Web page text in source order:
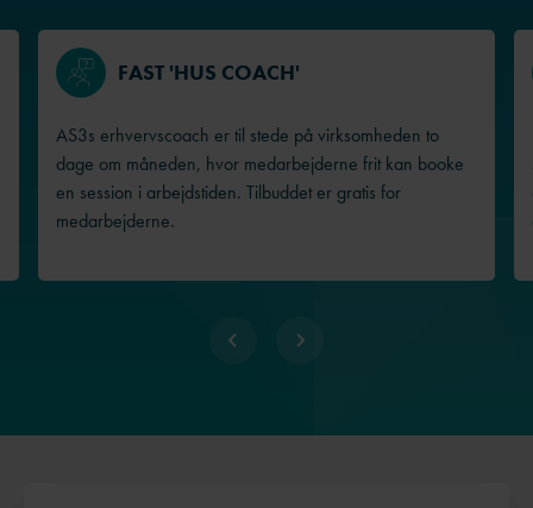
FAST 'HUS COACH'
AS3s erhvervscoach er til stede på virksomheden to
dage om måneden, hvor medarbejderne frit kan booke
en session i arbejdstiden. Tilbuddet er gratis for
medarbejderne.